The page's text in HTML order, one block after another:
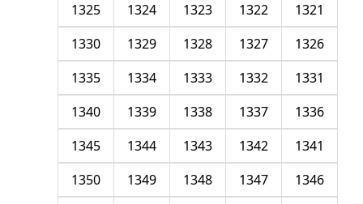
1321
1322
1323
1324
1325
1326
1327
1328
1329
1330
1331
1332
1333
1334
1335
1336
1337
1338
1339
1340
1341
1342
1343
1344
1345
1346
1347
1348
1349
1350